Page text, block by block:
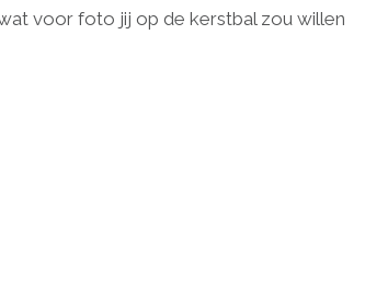
voor foto jij op de kerstbal zou willen